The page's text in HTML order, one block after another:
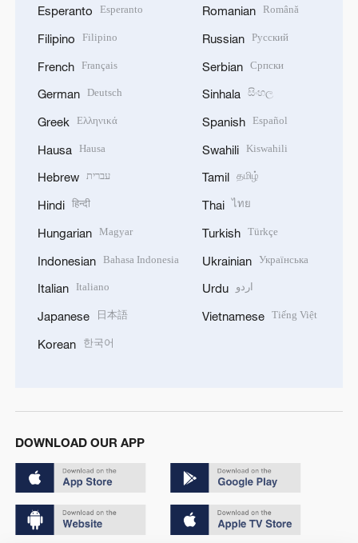
Esperanto Esperanto
Filipino Filipino
French Français
German Deutsch
Greek Ελληνικά
Hausa Hausa
Hebrew עברית
Hindi हिन्दी
Hungarian Magyar
Indonesian Bahasa Indonesia
Italian Italiano
Japanese 日本語
Korean 한국어
Romanian Română
Russian Русский
Serbian Српски
Sinhala සිංහල
Spanish Español
Swahili Kiswahili
Tamil தமிழ்
Thai ไทย
Turkish Türkçe
Ukrainian Українська
Urdu اردو
Vietnamese Tiếng Việt
DOWNLOAD OUR APP